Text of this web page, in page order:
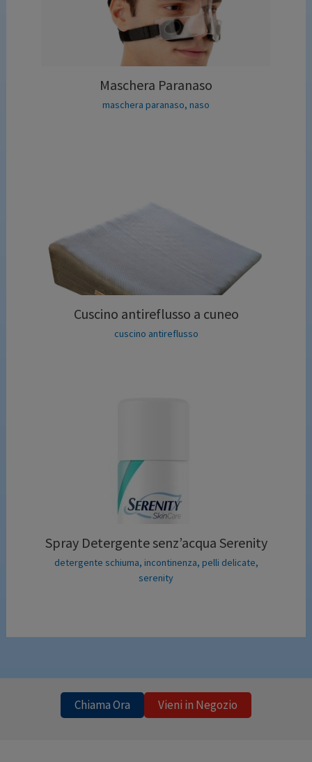
Maschera Paranaso
maschera paranaso, naso
Cuscino antireflusso a cuneo
cuscino antireflusso
Spray Detergente senz’acqua Serenity
detergente schiuma, incontinenza, pelli delicate,
serenity
Chiama Ora Vieni in Negozio